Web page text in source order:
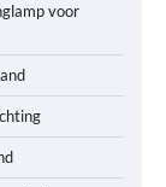
voor